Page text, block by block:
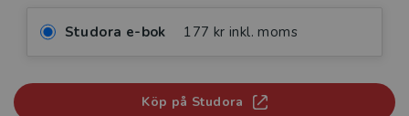
Studora e-bok 177 kr inkl. moms
Köp på Studora